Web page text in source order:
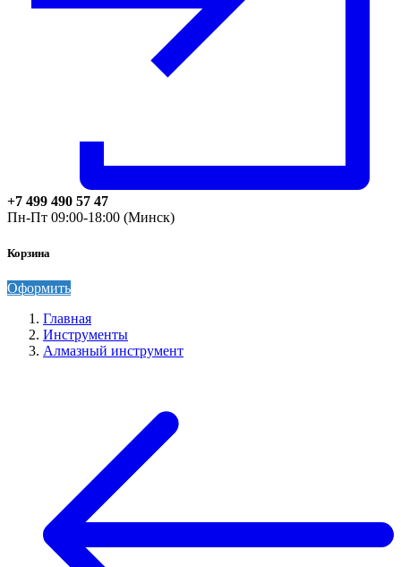
+7 499 490 57 47
Пн-Пт 09:00-18:00 (Минск)
Корзина
Оформить
Главная
Инструменты
Алмазный инструмент